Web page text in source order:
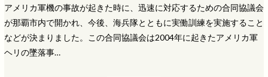
アメリカ軍機の事故が起きた時に、迅速に対応するための合同協議会
が那覇市内で開かれ、今後、海兵隊とともに実働訓練を実施すること
などが決まりました。この合同協議会は2004年に起きたアメリカ軍
ヘリの墜落事…